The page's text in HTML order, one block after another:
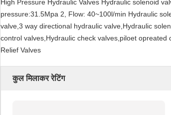
High Pressure Hydraulic Valves Hydraulic solenoid
pressure:31.5Mpa 2, Flow: 40~100l/min Hydraulic
valve,3 way directional hydraulic valve,Hydraulic
control valves,Hydraulic check valves,piloet
Relief Valves
कुल मिलाकर रेटिंग